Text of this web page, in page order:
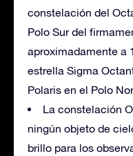
constelación del
Polo Sur del
aproximadamente a
estrella Sigma
Polaris en el Polo
La constelación
ningún objeto de
brillo para los